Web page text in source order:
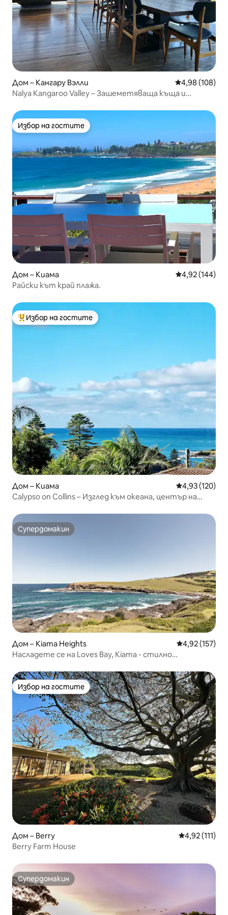
Дом – Кангару Вэлли Средна
4,98 (108)
Nalya Kangaroo Valley – Зашеметяваща къща и
Избор на гостите
Избор на гостите
Дом – Киама Средна
4,92 (144)
Райски кът край плажа.
Най-популярен избор на гостите
Избор на гостите
Дом – Киама Средна
4,93 (120)
Calypso on Collins – Изглед към океана, център на
Супердомакин
Супердомакин
Дом – Kiama Heights Средна
4,92 (157)
Насладете се на Loves Bay, Kiama - стилно
Избор на гостите
Избор на гостите
Дом – Berry Средна
4,92 (111)
Berry Farm House
Супердомакин
Супердомакин